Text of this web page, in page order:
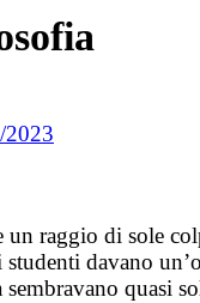
2023
un raggio di sole
davano
quasi